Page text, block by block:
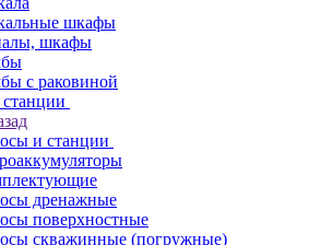
шкафы
шкафы
с раковиной
и станции
дренажные
поверхностные
скважинные (погружные)